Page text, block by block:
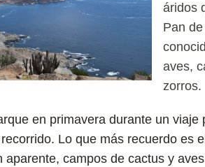
áridos
Pan
aves,
zorros.
en primavera durante un
Lo que más recuerdo es
aparente, campos de cactus y